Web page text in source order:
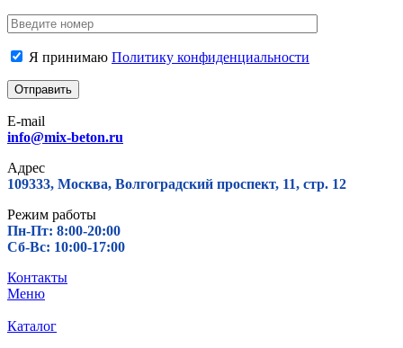
Я принимаю Политику конфиденциальности
E-mail
info@mix-beton.ru
Адрес
109333, Москва, Волгоградский проспект, 11, стр. 12
Режим работы
Пн-Пт: 8:00-20:00
Сб-Вс: 10:00-17:00
Контакты
Меню
Каталог